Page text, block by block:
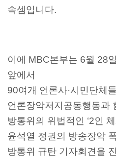
속셈입니다.
이에 MBC본부는 6월 28
앞에서
90여개 언론사·시민단체
언론장악저지공동행동과
방통위의 위법적인 ‘2인
윤석열 정권의 방송장악
방통위 규탄 기자회견을